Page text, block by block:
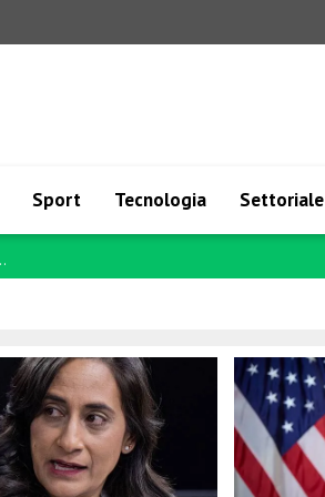
Sport Tecnologia Settoriale